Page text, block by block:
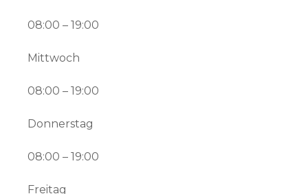
08:00 – 19:00
Mittwoch
08:00 – 19:00
Donnerstag
08:00 – 19:00
Freitag